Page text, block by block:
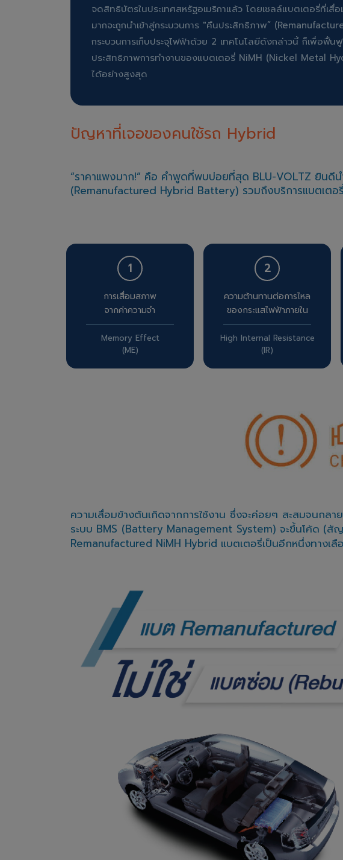
จดสิทธิบัตรในประเทศสหรัฐอเมริกาแล้ว โดยเซลล์แบตเตอรี่ที่เสื่
มากจะถูกนำเข้าสู่กระบวนการ "คืนประสิทธิภาพ”
กระบวนการเก็บประจุไฟฟ้าด้วย 2 เทคโนโลยีดังกล่าวนี้ ก็เพื่อฟื้นฟู
ประสิทธิภาพการทำงานของแบตเตอรี่ NiMH (Nickel Metal
ได้อย่างสูงสุด
ปัญหาที่เจอของคนใช้รถ Hybrid
“ราคาแพงมาก!” คือ คำพูดที่พบบ่อยที่สุด BLU-VOLTZ ยินดี
(Remanufactured Hybrid Battery) รวมถึงบริการแบตเต
1
การเสื่อมสภาพ
จากค่าความจำ
Memory Effect
(ME)
2
ความต้านทานต่อการไหล
ของกระแสไฟฟ้าภายใน
High Internal Resistance
(IR)
ความเสื่อมข้างต้นเกิดจากการใช้งาน ซึ่งจะค่อยๆ สะสมจนกล
ระบบ BMS (Battery Management System) จะขึ้นโค้ด (
Remanufactured NiMH Hybrid แบตเตอรี่เป็นอีกหนึ่งทางเ